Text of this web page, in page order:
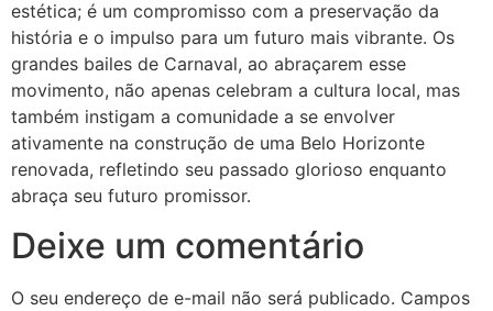
estética; é um compromisso com a preservação da
história e o impulso para um futuro mais vibrante. Os
grandes bailes de Carnaval, ao abraçarem esse
movimento, não apenas celebram a cultura local, mas
também instigam a comunidade a se envolver
ativamente na construção de uma Belo Horizonte
renovada, refletindo seu passado glorioso enquanto
abraça seu futuro promissor.
Deixe um comentário
O seu endereço de e-mail não será publicado. Campos